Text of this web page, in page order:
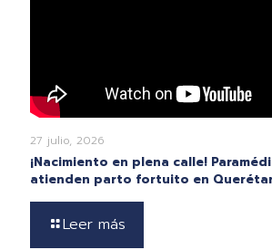
27 julio, 2026
¡Nacimiento en plena calle!
atienden parto fortuito en
Leer más